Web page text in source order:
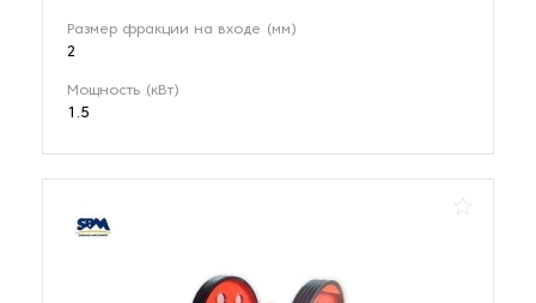
Размер фракции на входе (мм)
2
Мощность (кВт)
1.5